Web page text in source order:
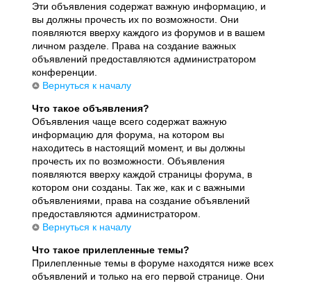
Эти объявления содержат важную информацию, и
вы должны прочесть их по возможности. Они
появляются вверху каждого из форумов и в вашем
личном разделе. Права на создание важных
объявлений предоставляются администратором
конференции.
Вернуться к началу
Что такое объявления?
Объявления чаще всего содержат важную
информацию для форума, на котором вы
находитесь в настоящий момент, и вы должны
прочесть их по возможности. Объявления
появляются вверху каждой страницы форума, в
котором они созданы. Так же, как и с важными
объявлениями, права на создание объявлений
предоставляются администратором.
Вернуться к началу
Что такое прилепленные темы?
Прилепленные темы в форуме находятся ниже всех
объявлений и только на его первой странице. Они